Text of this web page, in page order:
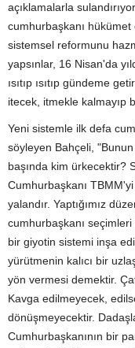
açıklamalarla
cumhurbaşkanı
sistemsel reformunu
yapsınlar, 16 Nisan'da
ısıtıp ısıtıp gündeme
itecek, itmekle kalmayıp
Yeni sistemle ilk defa
söyleyen Bahçeli, "Bunun
başında kim ürkecektir?
Cumhurbaşkanı
yalandır. Yaptığımız
cumhurbaşkanı seçimleri
bir giyotin sistemi inşa
yürütmenin kalıcı bir
yön vermesi demektir.
Kavga edilmeyecek,
dönüşmeyecektir.
Cumhurbaşkanının bir